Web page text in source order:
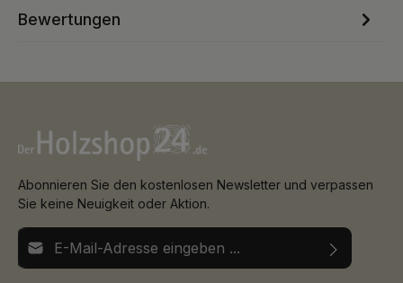
Bewertungen
Abonnieren Sie den kostenlosen Newsletter und verpassen
Sie keine Neuigkeit oder Aktion.
E-Mail-Adresse*